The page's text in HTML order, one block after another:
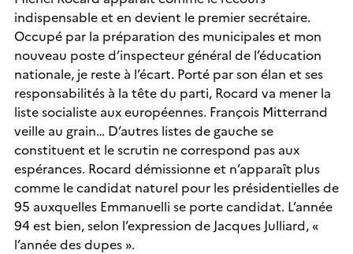
indispensable et en devient le premier secrétaire.
Occupé par la préparation des municipales et mon
nouveau poste d’inspecteur général de l’éducation
nationale, je reste à l’écart. Porté par son élan et ses
responsabilités à la tête du parti, Rocard va mener la
liste socialiste aux européennes. François Mitterrand
veille au grain… D’autres listes de gauche se
constituent et le scrutin ne correspond pas aux
espérances. Rocard démissionne et n’apparaît plus
comme le candidat naturel pour les présidentielles de
95 auxquelles Emmanuelli se porte candidat. L’année
94 est bien, selon l’expression de Jacques Julliard, «
l’année des dupes ».